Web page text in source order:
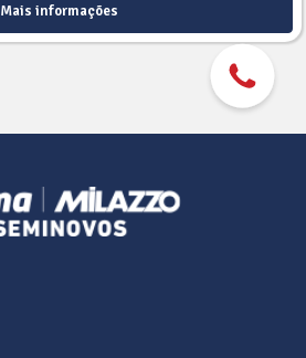
Mais informações